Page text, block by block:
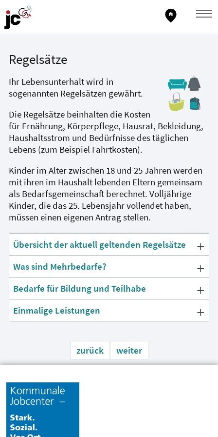
home_pin
Regelsätze
Ihr Lebensunterhalt wird in
sogenannten Regelsätzen gewährt.
Die Regelsätze beinhalten die Kosten
für Ernährung, Körperpflege, Hausrat, Bekleidung,
Haushaltsstrom und Bedürfnisse des täglichen
Lebens (zum Beispiel Fahrtkosten).
Kinder im Alter zwischen 18 und 25 Jahren werden
mit ihren im Haushalt lebenden Eltern gemeinsam
als Bedarfsgemeinschaft berechnet. Volljährige
Kinder, die das 25. Lebensjahr vollendet haben,
müssen einen eigenen Antrag stellen.
Übersicht der aktuell geltenden Regelsätze
Was sind Mehrbedarfe?
Bedarfe für Bildung und Teilhabe
Einmalige Leistungen
zurück weiter